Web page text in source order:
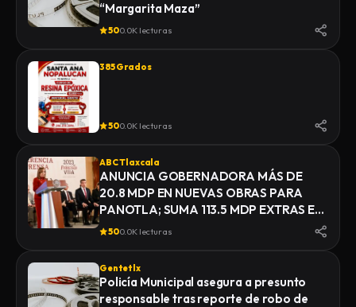
“Margarita Maza”
500.0K lecturas
385 Grados
500.0K lecturas
ABC Tlaxcala
ANUNCIA GOBERNADORA MÁS DE
20.8 MDP EN NUEVAS OBRAS PARA
PANOTLA; SUMA 113.5 MDP EXTRAS EN
INFRAESTRUCTURA
500.0K lecturas
Gentetlx
Policía Municipal asegura a presunto
responsable tras reporte de robo de